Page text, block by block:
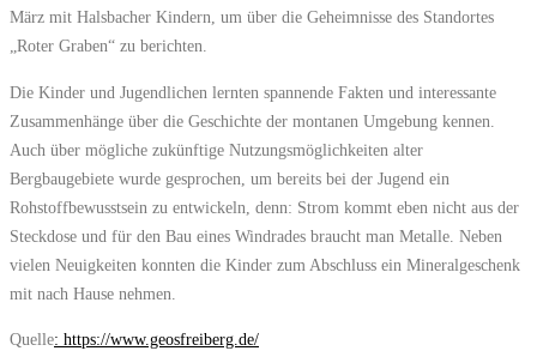
März mit Halsbacher Kindern, um über die Geheimnisse des Standortes
„Roter Graben“ zu berichten.
Die Kinder und Jugendlichen lernten spannende Fakten und interessante
Zusammenhänge über die Geschichte der montanen Umgebung kennen.
Auch über mögliche zukünftige Nutzungsmöglichkeiten alter
Bergbaugebiete wurde gesprochen, um bereits bei der Jugend ein
Rohstoffbewusstsein zu entwickeln, denn: Strom kommt eben nicht aus der
Steckdose und für den Bau eines Windrades braucht man Metalle. Neben
vielen Neuigkeiten konnten die Kinder zum Abschluss ein Mineralgeschenk
mit nach Hause nehmen.
Quelle: https://www.geosfreiberg.de/